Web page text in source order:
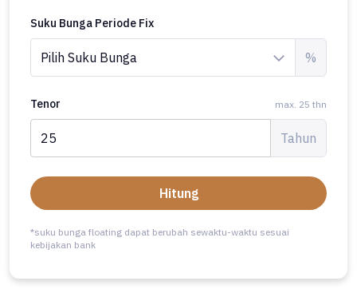
Suku Bunga Periode Fix
%
Tenor max. 25 thn
Tahun
Hitung
*suku bunga floating dapat berubah sewaktu-waktu sesuai
kebijakan bank